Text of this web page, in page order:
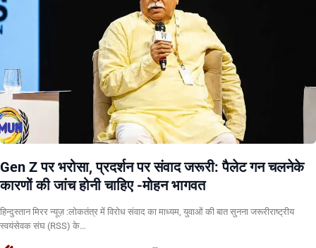
Gen Z पर भरोसा, प्रदर्शन पर संवाद जरूरी: पैलेट गन चलनेके
कारणों की जांच होनी चाहिए -मोहन भागवत
हिन्दुस्तान मिरर न्यूज़ :लोकतंत्र में विरोध संवाद का माध्यम, युवाओं की बात सुनना जरूरीराष्ट्रीय
स्वयंसेवक संघ (RSS) के…